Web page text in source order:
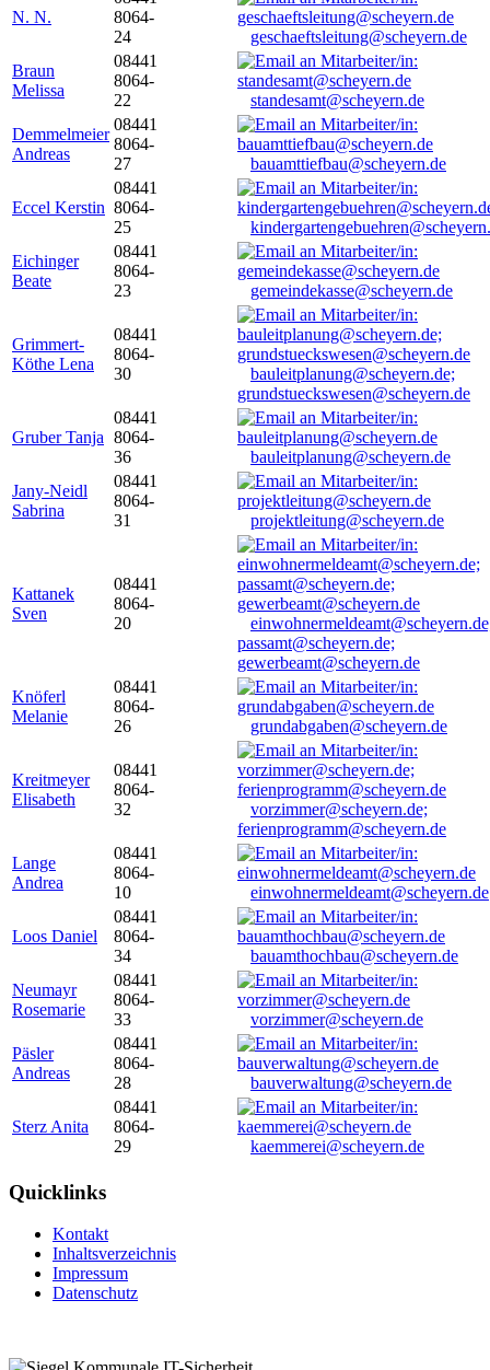
N. N.
8064-
24
geschaeftsleitung@scheyern.de
Braun
Melissa
08441
8064-
22
standesamt@scheyern.de
Demmelmeier
Andreas
08441
8064-
27
bauamttiefbau@scheyern.de
Eccel Kerstin
08441
8064-
25
Eichinger
Beate
08441
8064-
23
gemeindekasse@scheyern.de
Grimmert-
Köthe Lena
08441
8064-
30
bauleitplanung@scheyern.de;
grundstueckswesen@scheyern.de
Gruber Tanja
08441
8064-
36
bauleitplanung@scheyern.de
Jany-Neidl
Sabrina
08441
8064-
31
projektleitung@scheyern.de
Kattanek
Sven
08441
8064-
20
passamt@scheyern.de;
gewerbeamt@scheyern.de
Knöferl
Melanie
08441
8064-
26
grundabgaben@scheyern.de
Kreitmeyer
Elisabeth
08441
8064-
32
vorzimmer@scheyern.de;
ferienprogramm@scheyern.de
Lange
Andrea
08441
8064-
10
einwohnermeldeamt@scheyern.de
Loos Daniel
08441
8064-
34
bauamthochbau@scheyern.de
Neumayr
Rosemarie
08441
8064-
33
vorzimmer@scheyern.de
Päsler
Andreas
08441
8064-
28
bauverwaltung@scheyern.de
Sterz Anita
08441
8064-
29
kaemmerei@scheyern.de
Quicklinks
Kontakt
Inhaltsverzeichnis
Impressum
Datenschutz